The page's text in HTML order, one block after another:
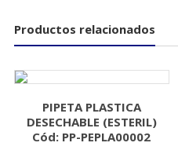
Productos relacionados
PIPETA PLASTICA
DESECHABLE (ESTERIL)
Cód: PP-PEPLA00002